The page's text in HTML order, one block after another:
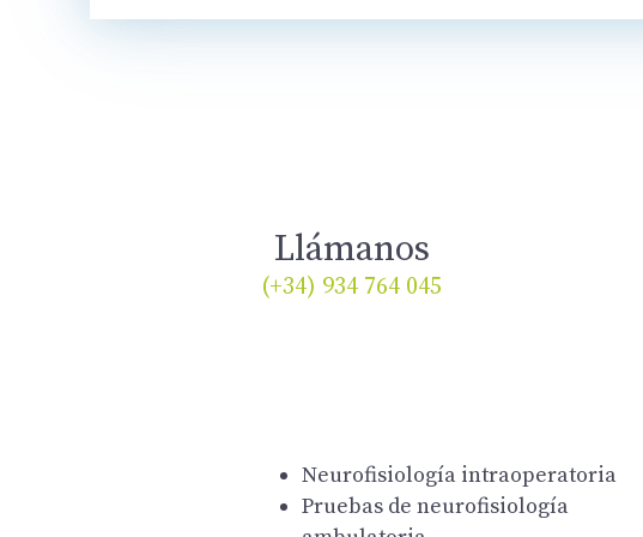
Llámanos
(+34) 934 764 045
Neurofisiología intraoperatoria
Pruebas de neurofisiología